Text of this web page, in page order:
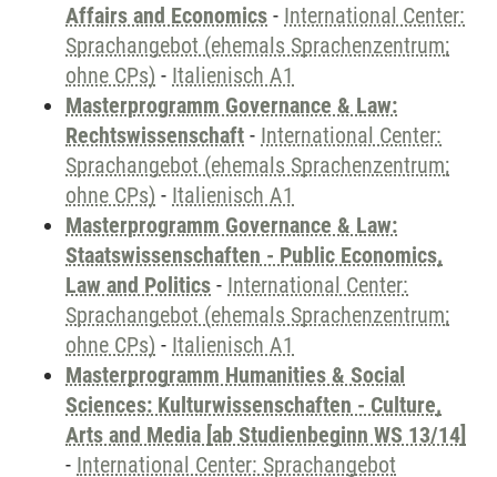
Affairs and Economics - International Center:
Sprachangebot (ehemals Sprachenzentrum;
ohne CPs) - Italienisch A1
Masterprogramm Governance & Law:
Rechtswissenschaft - International Center:
Sprachangebot (ehemals Sprachenzentrum;
ohne CPs) - Italienisch A1
Masterprogramm Governance & Law:
Staatswissenschaften - Public Economics,
Law and Politics - International Center:
Sprachangebot (ehemals Sprachenzentrum;
ohne CPs) - Italienisch A1
Masterprogramm Humanities & Social
Sciences: Kulturwissenschaften - Culture,
Arts and Media [ab Studienbeginn WS 13/14]
- International Center: Sprachangebot